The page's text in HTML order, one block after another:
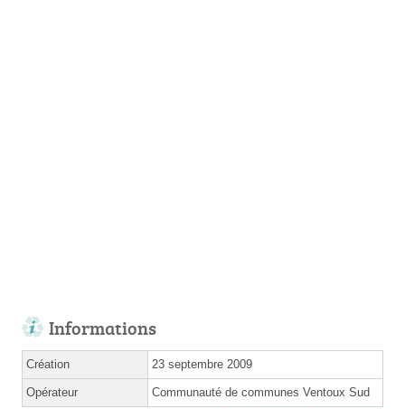
Informations
Création 23 septembre 2009
Opérateur Communauté de communes Ventoux Sud